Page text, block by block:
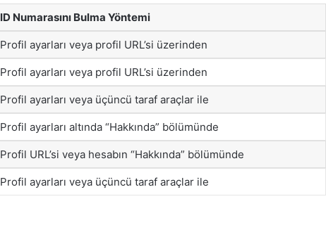
ID Numarasını Bulma Yöntemi
Profil ayarları veya profil URL’si üzerinden
Profil ayarları veya profil URL’si üzerinden
Profil ayarları veya üçüncü taraf araçlar ile
Profil ayarları altında “Hakkında” bölümünde
Profil URL’si veya hesabın “Hakkında” bölümünde
Profil ayarları veya üçüncü taraf araçlar ile